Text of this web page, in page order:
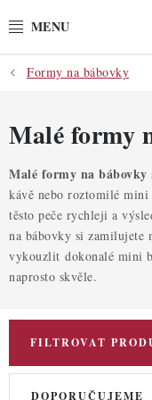
na
POTŘEBY
POMŮCKY
SUROVINY
DEKORACE
PRO OSLAVY
Formy na bábovky
Malé formy
Malé formy na bábovky
kávě nebo roztomilé
těsto peče rychleji a
na bábovky si zamilujete
vykouzlit dokonalé mini
naprosto skvěle.
FILTROVAT
V
Ř DOPORUČUJEME